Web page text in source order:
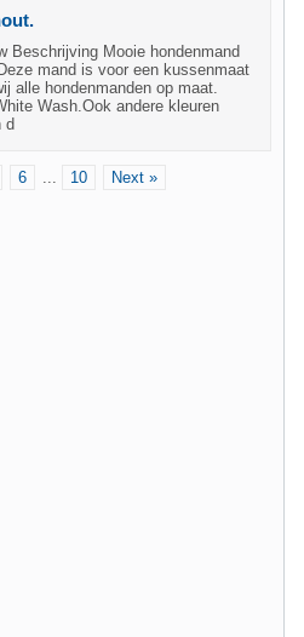
Beschrijving Mooie hondenmand
mand is voor een kussenmaat
alle hondenmanden op maat.
Wash.Ook andere kleuren
d
6 ... 10 Next »